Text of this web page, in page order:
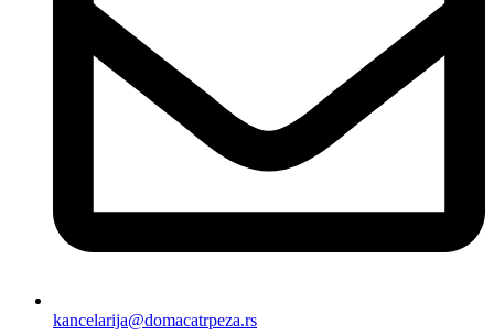
kancelarija@domacatrpeza.rs